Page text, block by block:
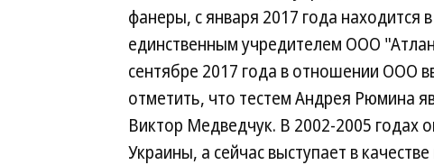
фанеры, с января 2017 года находится
единственным учредителем ООО
сентябре 2017 года в отношении ООО
отметить, что тестем Андрея Рюмина
Виктор Медведчук. В 2002-2005 годах
Украины, а сейчас выступает в